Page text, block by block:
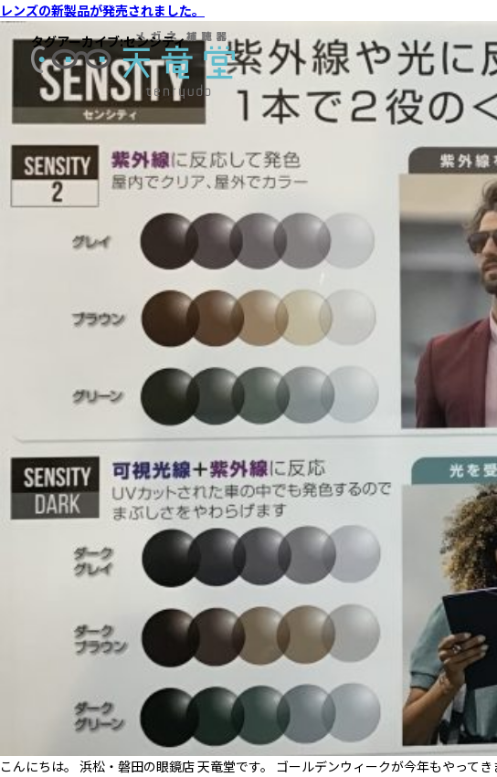
タグアーカイブ:センシティ
レンズの新製品が発売されました。
こんにちは。 浜松・磐田の眼鏡店 天竜堂です。 ゴールデンウィークが今年もやって